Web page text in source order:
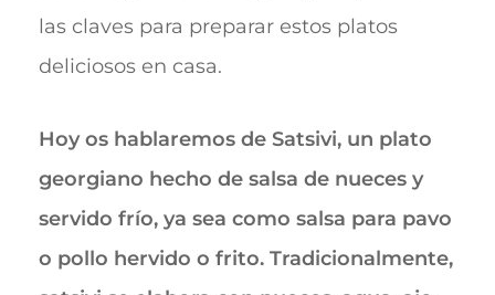
las claves para preparar estos platos
deliciosos en casa.
Hoy os hablaremos de Satsivi, un plato
georgiano hecho de salsa de nueces y
servido frío, ya sea como salsa para pavo
o pollo hervido o frito. Tradicionalmente,